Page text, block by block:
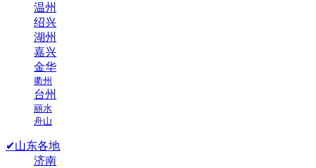
温州
绍兴
湖州
嘉兴
金华
衢州
台州
丽水
舟山
✔山东各地
济南